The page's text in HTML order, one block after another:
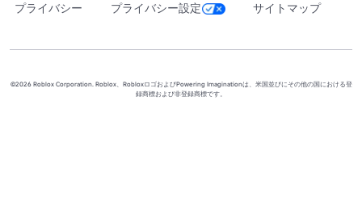
プライバシー
プライバシー設定 サイトマップ
©2026 Roblox Corporation. Roblox、RobloxロゴおよびPowering Imaginationは、米国並びにその他の国における登
録商標および非登録商標です。